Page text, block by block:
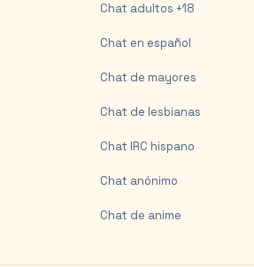
Chat adultos +18
Chat en español
Chat de mayores
Chat de lesbianas
Chat IRC hispano
Chat anónimo
Chat de anime